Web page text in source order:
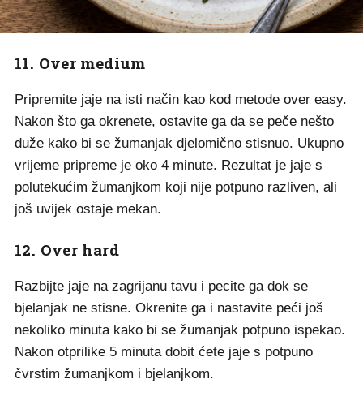
11. Over medium
Pripremite jaje na isti način kao kod metode over easy.
Nakon što ga okrenete, ostavite ga da se peče nešto
duže kako bi se žumanjak djelomično stisnuo. Ukupno
vrijeme pripreme je oko 4 minute. Rezultat je jaje s
polutekućim žumanjkom koji nije potpuno razliven, ali
još uvijek ostaje mekan.
12. Over hard
Razbijte jaje na zagrijanu tavu i pecite ga dok se
bjelanjak ne stisne. Okrenite ga i nastavite peći još
nekoliko minuta kako bi se žumanjak potpuno ispekao.
Nakon otprilike 5 minuta dobit ćete jaje s potpuno
čvrstim žumanjkom i bjelanjkom.